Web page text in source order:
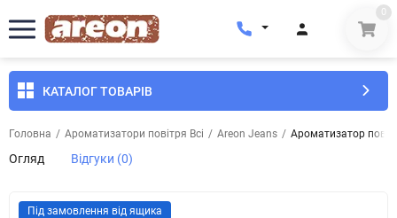
0
КАТАЛОГ ТОВАРІВ
Головна / Ароматизатори повітря Всі / Areon Jeans / Ароматизатор
Огляд Відгуки (0)
Під замовлення від ящика